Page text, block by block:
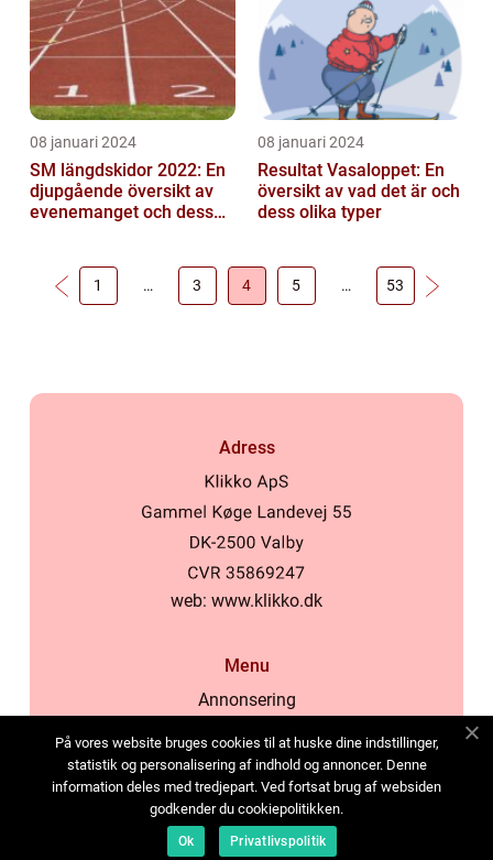
08 januari 2024
SM längdskidor 2022: En
djupgående översikt av
evenemanget och dess
08 januari 2024
Resultat Vasaloppet: En
översikt av vad det är och
dess olika typer
1 … 3 4 5 … 53
Adress
web: www.klikko.dk
Menu
Annonsering
Cookies
Kontakta oss
Sitemap
På vores website bruges cookies til at huske dine indstillinger,
statistik og personalisering af indhold og annoncer. Denne
information deles med tredjepart. Ved fortsat brug af websiden
godkender du cookiepolitikken.
Ok Privatlivspolitik